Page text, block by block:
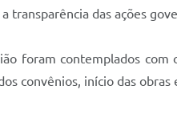
transparência das ações
foram contemplados
convênios, início das